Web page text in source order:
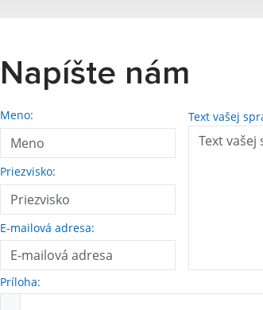
Napíšte nám
Meno:
Priezvisko:
E-mailová adresa:
Text vašej
Príloha: